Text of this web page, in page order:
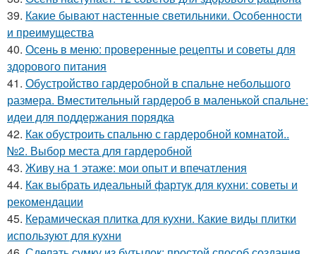
39. Какие бывают настенные светильники. Особенности
и преимущества
40. Осень в меню: проверенные рецепты и советы для
здорового питания
41. Обустройство гардеробной в спальне небольшого
размера. Вместительный гардероб в маленькой спальне:
идеи для поддержания порядка
42. Как обустроить спальню с гардеробной комнатой..
№2. Выбор места для гардеробной
43. Живу на 1 этаже: мои опыт и впечатления
44. Как выбрать идеальный фартук для кухни: советы и
рекомендации
45. Керамическая плитка для кухни. Какие виды плитки
используют для кухни